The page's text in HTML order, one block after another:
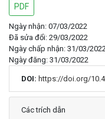
PDF
Ngày nhận: 07/03/2022
Đã sửa đổi: 29/03/2022
Ngày chấp nhận: 31/03/
Ngày đăng: 31/03/2022
DOI: https://doi.org/
Chi tiết
Các trích dẫn